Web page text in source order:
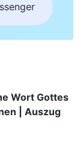
Wort Gottes
| Auszug